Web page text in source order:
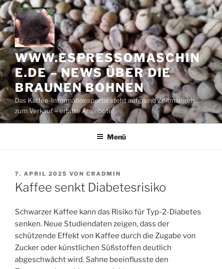
Zum
Inhalt
springen
WWW.ESPRESSOMASCHIN
E.DE – NEWS ÜBER DIE
BRAUNEN BOHNEN
Das Kaffee-Informationsportal steht aufgrund Zeitmangels
zum Verkauf – erbitte Angebote!
Menü
VERÖFFENTLICHT
AM
7. APRIL 2025 VON CRADMIN
Kaffee senkt Diabetesrisiko
Schwarzer Kaffee kann das Risiko für Typ-2-Diabetes
senken. Neue Studiendaten zeigen, dass der
schützende Effekt von Kaffee durch die Zugabe von
Zucker oder künstlichen Süßstoffen deutlich
abgeschwächt wird. Sahne beeinflusste den